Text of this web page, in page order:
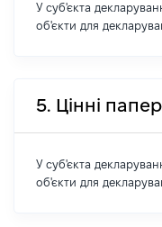
У суб'єкта
об'єкти для
5. Цінні
У суб'єкта
об'єкти для